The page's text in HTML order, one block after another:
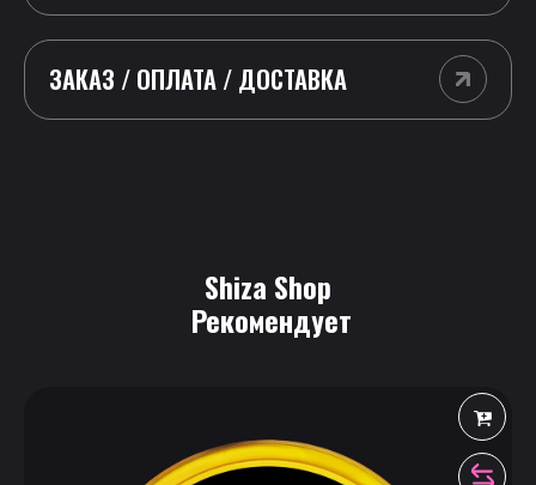
ЗАКАЗ / ОПЛАТА / ДОСТАВКА
Shiza Shop
Рекомендует